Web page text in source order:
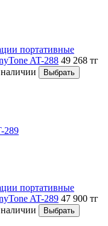
портативные
AT-288 49 268 тг
289
портативные
AT-289 47 900 тг